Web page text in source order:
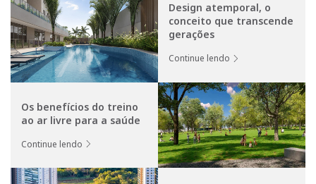
Design atemporal, o
conceito que transcende
gerações
Continue lendo
Os benefícios do treino
ao ar livre para a saúde
Continue lendo